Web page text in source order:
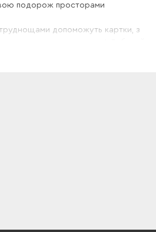
подорож просторами
допоможуть картки, з
прискорення для стрибка і